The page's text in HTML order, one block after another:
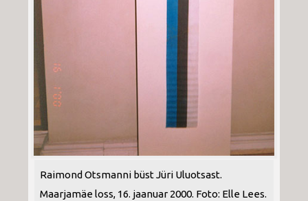
Raimond Otsmanni büst Jüri Uluotsast.
Maarjamäe loss, 16. jaanuar 2000. Foto: Elle Lees.